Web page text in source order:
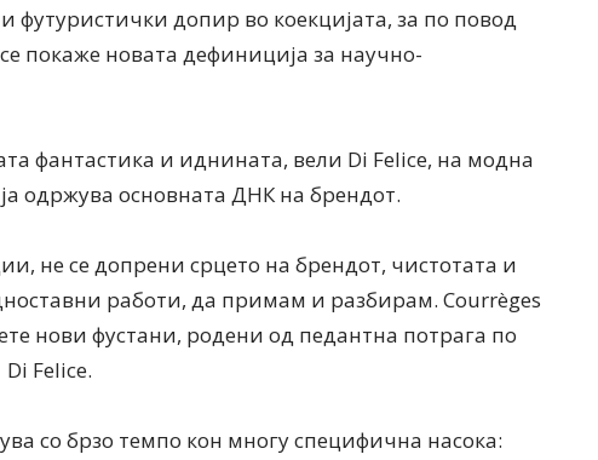
допир во коекцијата, за по повод
покаже новата дефиниција за научно-
фантастика и иднината, вели Di Felice, на модна
одржува основната ДНК на брендот.
не се допрени срцето на брендот, чистотата и
работи, да примам и разбирам. Courrèges
нови фустани, родени од педантна потрага по
Felice.
со брзо темпо кон многу специфична насока:
Дваесет одговори од Милена
Антовска за МодаМода
Дваесет одговори за
МодаМода со Александар